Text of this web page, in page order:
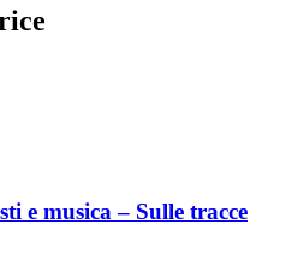
e musica – Sulle tracce